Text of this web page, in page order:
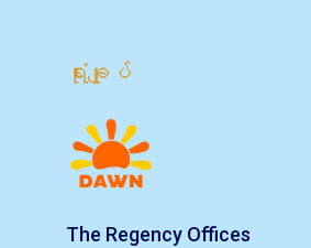
ရုံးချုပ်
The Regency Offices